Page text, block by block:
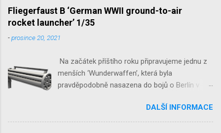
1/32 1/32 SH48052 Seafire
Mk.III 1/48 reissue SH48160
Baltimore Mk.I 1/48 ...
Fliegerfaust B ‘German WWII ground-to-air
rocket launcher’ 1/35
-prosince 20, 2021
Na začátek příštího roku připravujeme jednu z
menších ‘Wunderwaffen’, která byla
pravděpodobně nasazena do bojů o Berlín v
raketovou protiletadlovou zbraň. V setu 3148
detailní odlitky této zbraně, v měřítku 1/35,
DALŠÍ INFORMACE